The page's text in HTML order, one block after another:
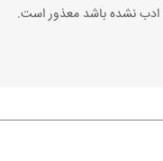
ادب نشده باشد معذور است.